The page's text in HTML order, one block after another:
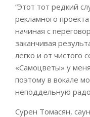
“Этот тот редкий
рекламного
начиная с
заканчивая
легко и от чистого
«Самоцветы» у
поэтому в вокале
неподдельную
Сурен Томасян,